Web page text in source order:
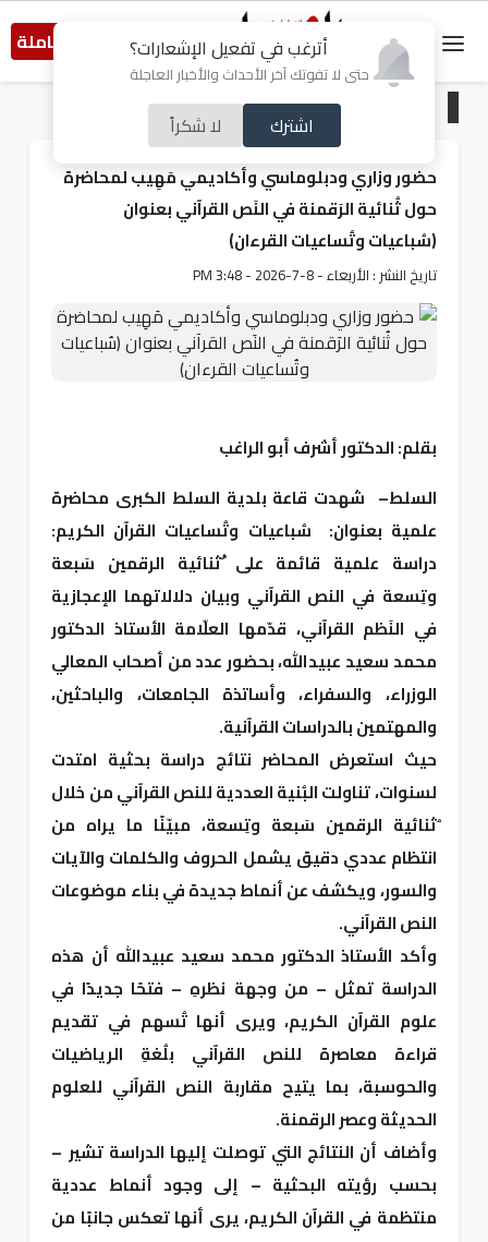
أترغب في تفعيل الإشعارات؟
حتى لا تفوتك آخر الأحداث والأخبار العاجلة
اشترك لا شكراً
النسخة الكاملة
خبر و صورة
حضور وزاري ودبلوماسي وأكاديمي مَهِيب لمحاضرة
حول ثُنائية الرَقمنة في النَص القرآني بعنوان
(سُباعيات وتُساعيات القرءان)
تاريخ النشر : الأربعاء - 8-7-2026 - 3:48 PM
بقلم: الدكتور أشرف أبو الراغب
السلط– شهدت قاعة بلدية السلط الكبرى محاضرة
علمية بعنوان: سُباعيات وتُساعيات القرآن الكريم:
دراسة علمية قائمة على ُثنائية الرقمين سَبعة
وتِسعة في النص القرآني وبيان دلالاتهما الإعجازية
في النَظم القرآني، قدّمها العلّامة الأستاذ الدكتور
محمد سعيد عبيدالله، بحضور عدد من أصحاب المعالي
الوزراء، والسفراء، وأساتذة الجامعات، والباحثين،
والمهتمين بالدراسات القرآنية.
حيث استعرض المحاضر نتائج دراسة بحثية امتدت
لسنوات، تناولت البُنية العددية للنص القرآني من خلال
ُثنائية الرقمين سَبعة وتِسعة، مبيّنًا ما يراه من
انتظام عددي دقيق يشمل الحروف والكلمات والآيات
والسور، ويكشف عن أنماط جديدة في بناء موضوعات
النص القرآني.
وأكد الأستاذ الدكتور محمد سعيد عبيدالله أن هذه
الدراسة تمثل – من وجهة نظرهِ – فتحًا جديدًا في
علوم القرآن الكريم، ويرى أنها تُسهم في تقديم
قراءة معاصرة للنص القرآني بلُغةِ الرياضيات
والحوسبة، بما يتيح مقاربة النص القرآني للعلوم
الحديثة وعصر الرقمنة.
وأضاف أن النتائج التي توصلت إليها الدراسة تشير –
بحسب رؤيته البحثية – إلى وجود أنماط عددية
منتظمة في القرآن الكريم، يرى أنها تعكس جانبًا من